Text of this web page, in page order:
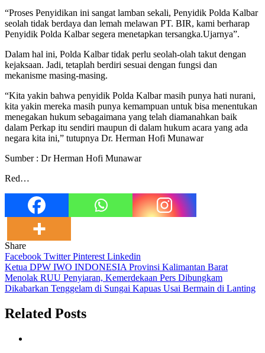
“Proses Penyidikan ini sangat lamban sekali, Penyidik Polda Kalbar
seolah tidak berdaya dan lemah melawan PT. BIR, kami berharap
Penyidik Polda Kalbar segera menetapkan tersangka.Ujarnya”.
Dalam hal ini, Polda Kalbar tidak perlu seolah-olah takut dengan
kejaksaan. Jadi, tetaplah berdiri sesuai dengan fungsi dan
mekanisme masing-masing.
“Kita yakin bahwa penyidik Polda Kalbar masih punya hati nurani,
kita yakin mereka masih punya kemampuan untuk bisa menentukan
menegakan hukum sebagaimana yang telah diamanahkan baik
dalam Perkap itu sendiri maupun di dalam hukum acara yang ada
negara kita ini,” tutupnya Dr. Herman Hofi Munawar
Sumber : Dr Herman Hofi Munawar
Red…
Share
Facebook TwitterPinterest Linkedin
Navigasi
pos
Ketua DPW IWO INDONESIA Provinsi Kalimantan Barat
Menolak RUU Penyiaran, Kemerdekaan Pers Dibungkam
Dikabarkan Tenggelam di Sungai Kapuas Usai Bermain di Lanting
Related Posts